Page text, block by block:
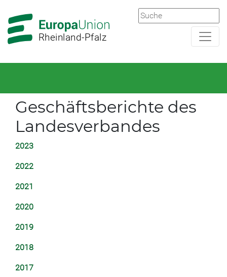
Hauptnavigation
Hauptbereich
Rheinland-Pfalz
Geschäftsberichte des
Landesverbandes
2023
2022
2021
2020
2019
2018
2017